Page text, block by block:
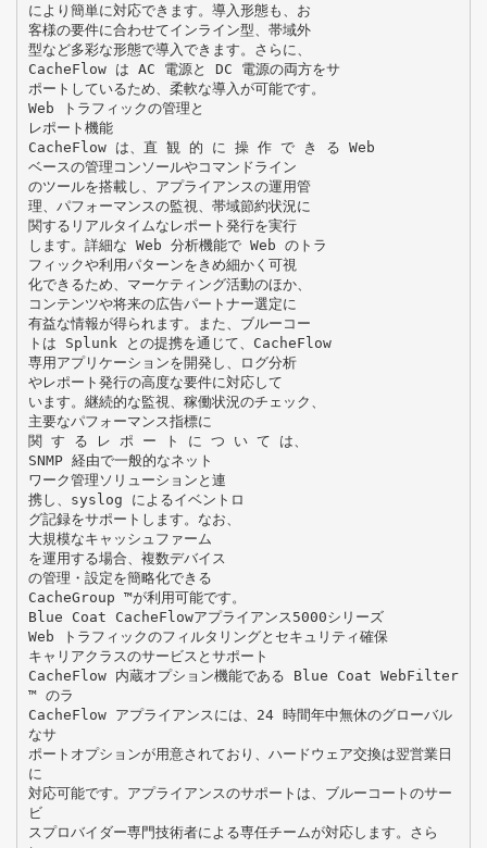
により簡単に対応できます。導入形態も、お
客様の要件に合わせてインライン型、帯域外
型など多彩な形態で導入できます。さらに、
CacheFlow は AC 電源と DC 電源の両方をサ
ポートしているため、柔軟な導入が可能です。
Web トラフィックの管理と
レポート機能
CacheFlow は、直 観 的 に 操 作 で き る Web
ベースの管理コンソールやコマンドライン
のツールを搭載し、アプライアンスの運用管
理、パフォーマンスの監視、帯域節約状況に
関するリアルタイムなレポート発行を実行
します。詳細な Web 分析機能で Web のトラ
フィックや利用パターンをきめ細かく可視
化できるため、マーケティング活動のほか、
コンテンツや将来の広告パートナー選定に
有益な情報が得られます。また、ブルーコー
トは Splunk との提携を通じて、CacheFlow
専用アプリケーションを開発し、ログ分析
やレポート発行の高度な要件に対応して
います。継続的な監視、稼働状況のチェック、
主要なパフォーマンス指標に
関 す る レ ポ ー ト に つ い て は、
SNMP 経由で一般的なネット
ワーク管理ソリューションと連
携し、syslog によるイベントロ
グ記録をサポートします。なお、
大規模なキャッシュファーム
を運用する場合、複数デバイス
の管理・設定を簡略化できる
CacheGroup ™が利用可能です。
Blue Coat CacheFlowアプライアンス5000シリーズ
Web トラフィックのフィルタリングとセキュリティ確保
キャリアクラスのサービスとサポート
CacheFlow 内蔵オプション機能である Blue Coat WebFilter
™ のラ
CacheFlow アプライアンスには、24 時間年中無休のグローバル
なサ
ポートオプションが用意されており、ハードウェア交換は翌営業日
に
対応可能です。アプライアンスのサポートは、ブルーコートのサー
ビ
スプロバイダー専門技術者による専任チームが対応します。さら